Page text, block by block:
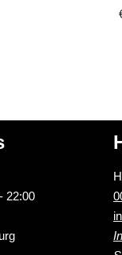
22:00